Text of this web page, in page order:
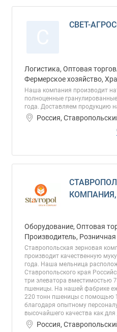
СВЕТ-
Логистика, Оптовая
Фермерское хозяйство,
Наша компания производит
полноценные
года. Доставляем продукцию
Россия,
Оборудование, Оптовая
Производитель,
Ставропольская зерновая
производит качественную
года. Наша мельница
Ставропольского края
три элеватора вместимостью
пшеницы. На нашей фабрике
220 тонн пшеницы с помощью
благодаря опытному
высочайшего качества как
Россия,